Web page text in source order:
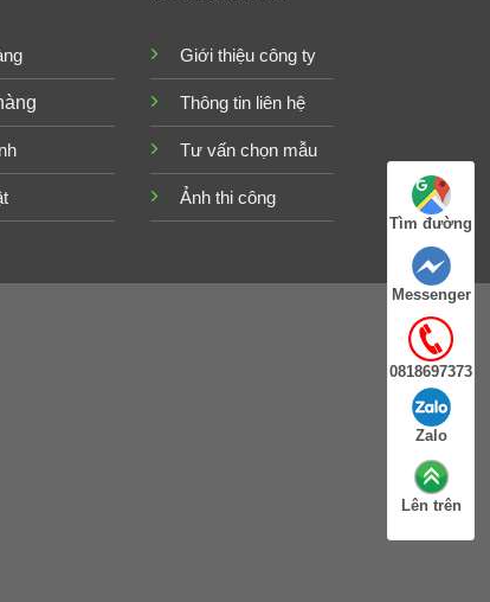
Giới thiệu công ty
Thông tin liên hệ
Tư vấn chọn mẫu
Ảnh thi công
Tìm đường
Messenger
0818697373
Zalo
Lên trên